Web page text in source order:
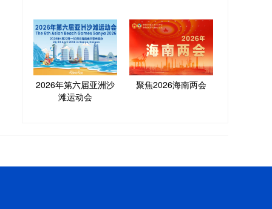
2026年第六届亚洲沙
滩运动会
聚焦2026海南两会